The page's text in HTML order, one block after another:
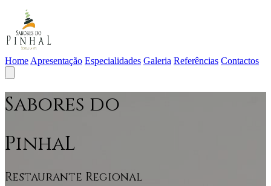
Home Apresentação Especialidades Galeria Referências Contactos
Sabores do
PinhaL
Restaurante Regional